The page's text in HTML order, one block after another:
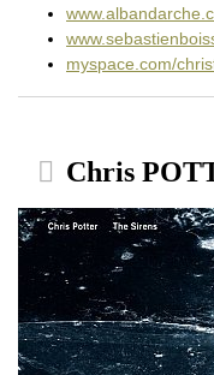
myspace.com/
Chris